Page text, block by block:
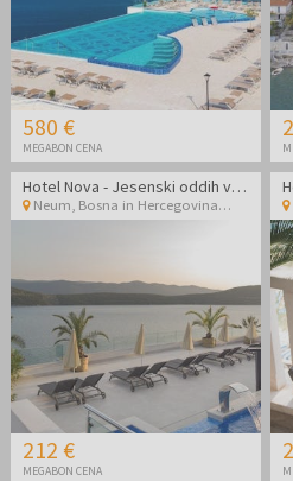
580 €
MEGABON CENA
Hotel Nova - Jesenski oddih v Neumu
Neum, Bosna in Hercegovina
212 €
MEGABON CENA